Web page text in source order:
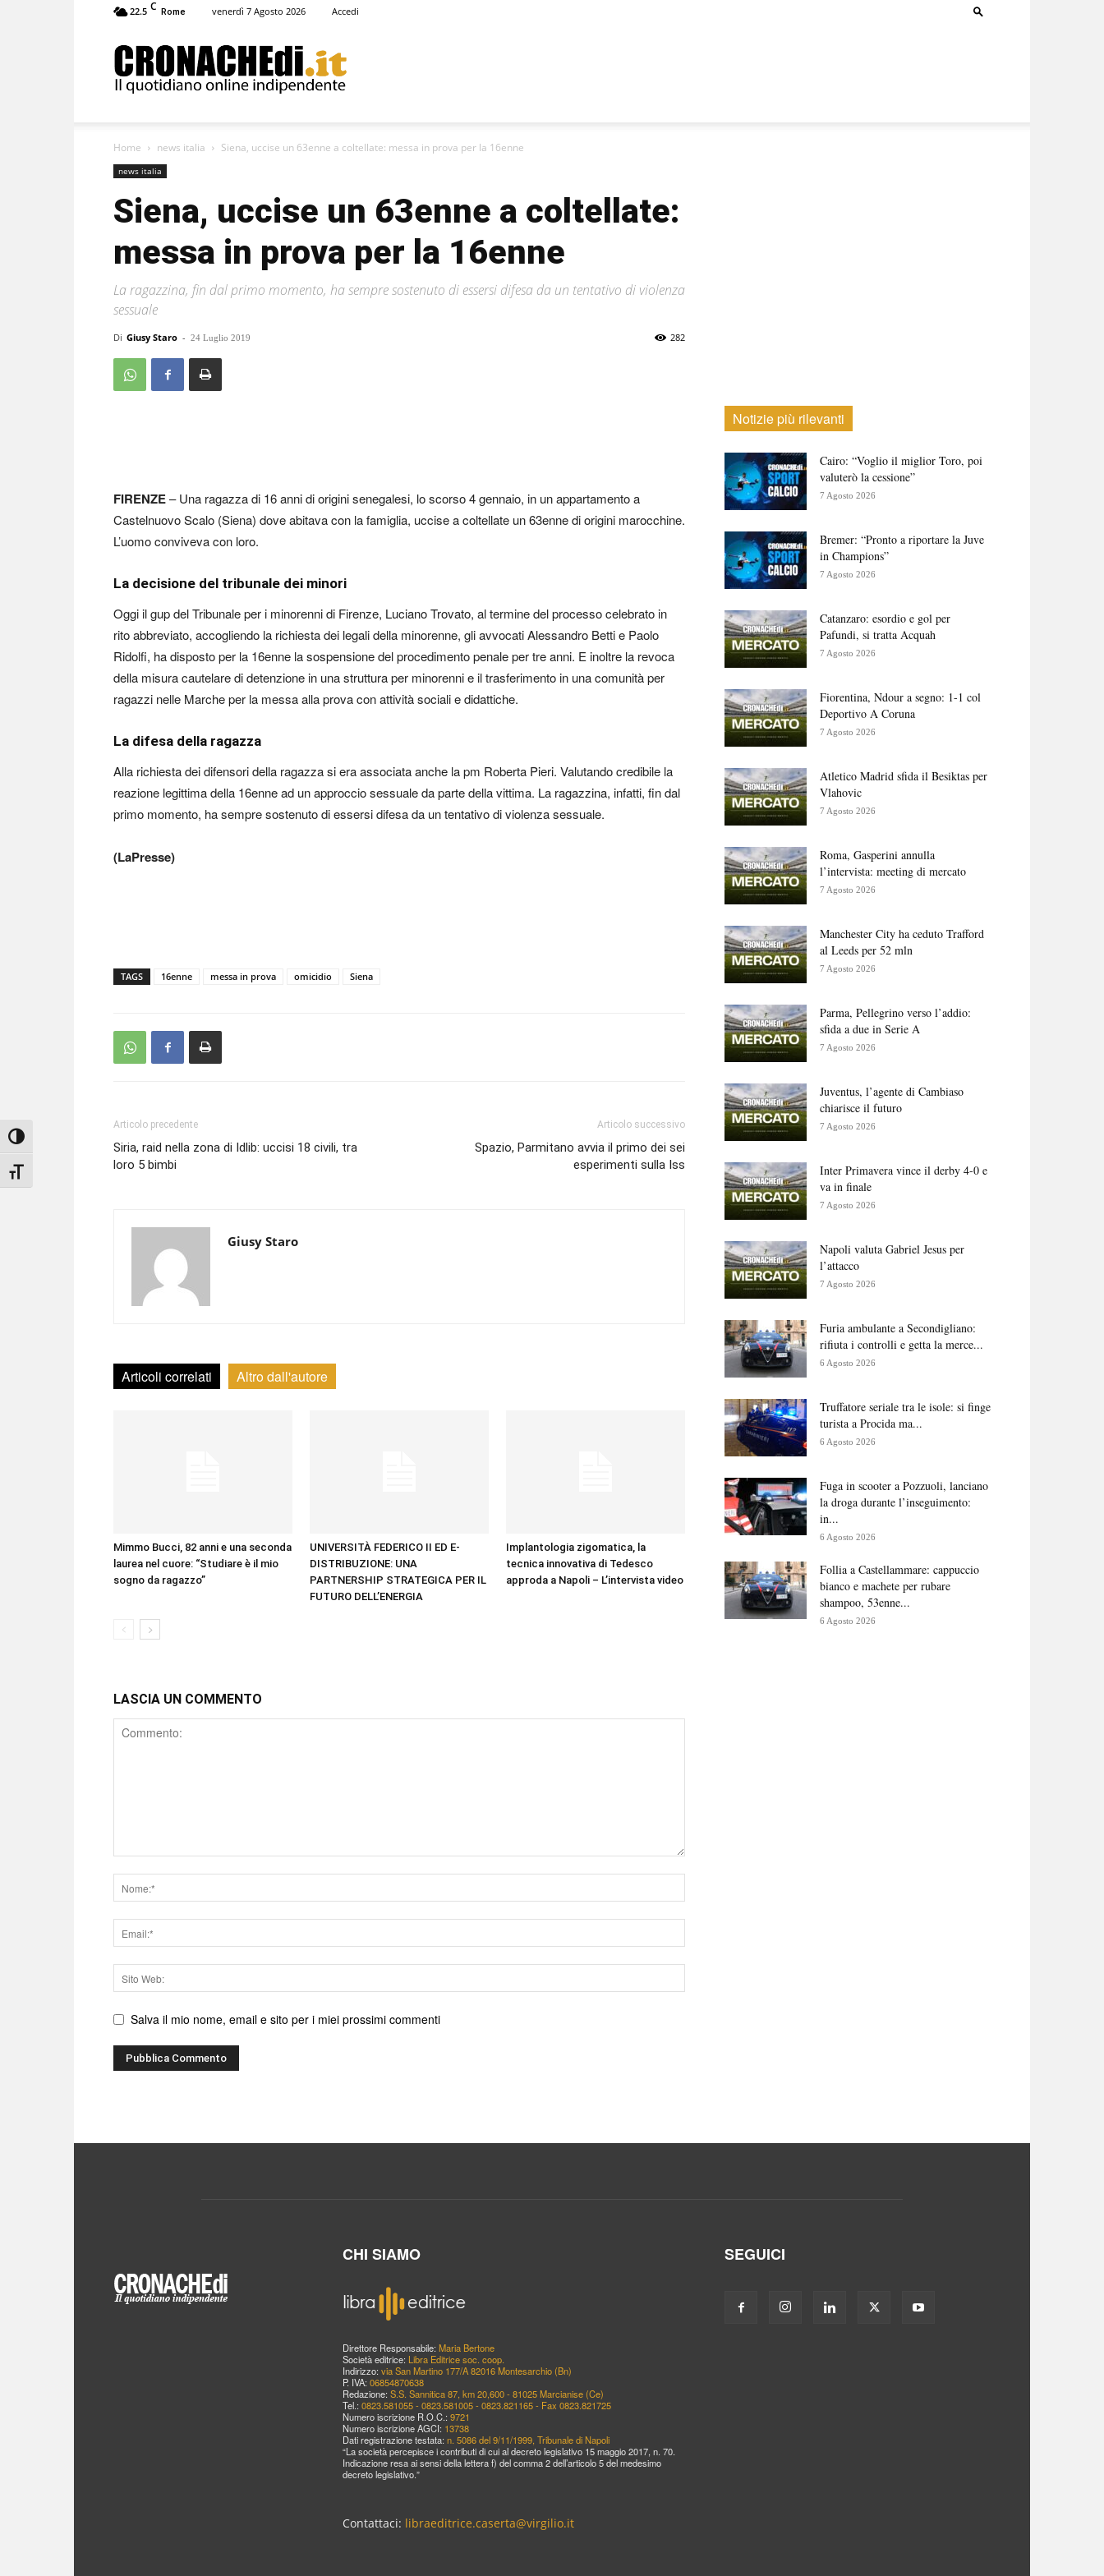
Attiva/disattiva alto contrasto
Attiva/disattiva dimensione testo
22.5 C Rome venerdì 7 Agosto 2026 Accedi
Home news italia Siena, uccise un 63enne a coltellate: messa in prova per la 16enne
news italia
Siena, uccise un 63enne a coltellate:
messa in prova per la 16enne
La ragazzina, fin dal primo momento, ha sempre sostenuto di essersi difesa da un tentativo di violenza
sessuale
Di Giusy Staro - 24 Luglio 2019 282
FIRENZE– Una ragazza di 16 anni di origini senegalesi, lo scorso 4 gennaio, in un appartamento a
Castelnuovo Scalo (Siena) dove abitava con la famiglia, uccise a coltellate un 63enne di origini marocchine.
L’uomo conviveva con loro.
La decisione del tribunale dei minori
Oggi il gup del Tribunale per i minorenni di Firenze, Luciano Trovato, al termine del processo celebrato in
rito abbreviato, accogliendo la richiesta dei legali della minorenne, gli avvocati Alessandro Betti e Paolo
Ridolfi, ha disposto per la 16enne la sospensione del procedimento penale per tre anni. E inoltre la revoca
della misura cautelare di detenzione in una struttura per minorenni e il trasferimento in una comunità per
ragazzi nelle Marche per la messa alla prova con attività sociali e didattiche.
La difesa della ragazza
Alla richiesta dei difensori della ragazza si era associata anche la pm Roberta Pieri. Valutando credibile la
reazione legittima della 16enne ad un approccio sessuale da parte della vittima. La ragazzina, infatti, fin dal
primo momento, ha sempre sostenuto di essersi difesa da un tentativo di violenza sessuale.
(LaPresse)
TAGS 16enne messa in prova omicidio Siena
Articolo precedente
Siria, raid nella zona di Idlib: uccisi 18 civili, tra
loro 5 bimbi
Articolo successivo
Spazio, Parmitano avvia il primo dei sei
esperimenti sulla Iss
Giusy Staro
Articoli correlati Altro dall'autore
Mimmo Bucci, 82 anni e una seconda
laurea nel cuore: “Studiare è il mio
sogno da ragazzo”
UNIVERSITÀ FEDERICO II ED E-
DISTRIBUZIONE: UNA
PARTNERSHIP STRATEGICA PER IL
FUTURO DELL’ENERGIA
Implantologia zigomatica, la
tecnica innovativa di Tedesco
approda a Napoli – L’intervista video
LASCIA UN COMMENTO
Comment
Nome
Email
Sito
web
Salva il mio nome, email e sito per i miei prossimi commenti
Notizie più rilevanti
Cairo: “Voglio il miglior Toro, poi
valuterò la cessione”
7 Agosto 2026
Bremer: “Pronto a riportare la Juve
in Champions”
7 Agosto 2026
Catanzaro: esordio e gol per
Pafundi, si tratta Acquah
7 Agosto 2026
Fiorentina, Ndour a segno: 1-1 col
Deportivo A Coruna
7 Agosto 2026
Atletico Madrid sfida il Besiktas per
Vlahovic
7 Agosto 2026
Roma, Gasperini annulla
l’intervista: meeting di mercato
7 Agosto 2026
Manchester City ha ceduto Trafford
al Leeds per 52 mln
7 Agosto 2026
Parma, Pellegrino verso l’addio:
sfida a due in Serie A
7 Agosto 2026
Juventus, l’agente di Cambiaso
chiarisce il futuro
7 Agosto 2026
Inter Primavera vince il derby 4-0 e
va in finale
7 Agosto 2026
Napoli valuta Gabriel Jesus per
l’attacco
7 Agosto 2026
Furia ambulante a Secondigliano:
rifiuta i controlli e getta la merce...
6 Agosto 2026
Truffatore seriale tra le isole: si finge
turista a Procida ma...
6 Agosto 2026
Fuga in scooter a Pozzuoli, lanciano
la droga durante l’inseguimento:
in...
6 Agosto 2026
Follia a Castellammare: cappuccio
bianco e machete per rubare
shampoo, 53enne...
6 Agosto 2026
CHI SIAMO
Direttore Responsabile: Maria Bertone
Società editrice: Libra Editrice soc. coop.
Indirizzo: via San Martino 177/A 82016 Montesarchio (Bn)
P. IVA: 06854870638
Redazione: S.S. Sannitica 87, km 20,600 - 81025 Marcianise (Ce)
Tel.: 0823.581055 - 0823.581005 - 0823.821165 - Fax 0823.821725
Numero iscrizione R.O.C.: 9721
Numero iscrizione AGCI: 13738
Dati registrazione testata: n. 5086 del 9/11/1999, Tribunale di Napoli
“La società percepisce i contributi di cui al decreto legislativo 15 maggio 2017, n. 70.
Indicazione resa ai sensi della lettera f) del comma 2 dell’articolo 5 del medesimo
decreto legislativo.”
Contattaci: libraeditrice.caserta@virgilio.it
SEGUICI